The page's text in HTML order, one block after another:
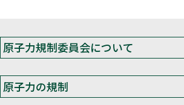
原子力規制委員会について
原子力の規制